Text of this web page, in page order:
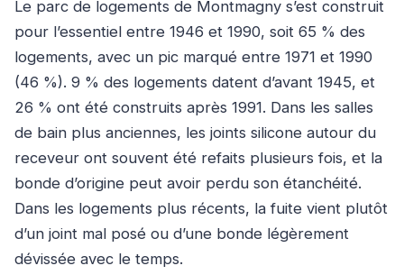
Le parc de logements de Montmagny s’est construit
pour l’essentiel entre 1946 et 1990, soit 65 % des
logements, avec un pic marqué entre 1971 et 1990
(46 %). 9 % des logements datent d’avant 1945, et
26 % ont été construits après 1991. Dans les salles
de bain plus anciennes, les joints silicone autour du
receveur ont souvent été refaits plusieurs fois, et la
bonde d’origine peut avoir perdu son étanchéité.
Dans les logements plus récents, la fuite vient plutôt
d’un joint mal posé ou d’une bonde légèrement
dévissée avec le temps.